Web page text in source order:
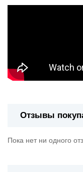
Отзывы
Пока нет ни одного